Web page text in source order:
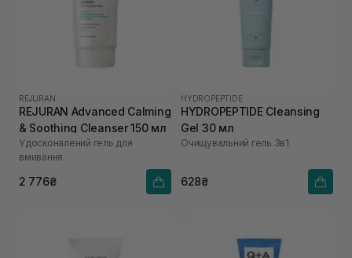
REJURAN
REJURAN Advanced Calming
& Soothing Cleanser 150 мл
Удосконалений гель для
вмивання
2 776₴
HYDROPEPTIDE
HYDROPEPTIDE Cleansing
Gel 30 мл
Очищувальний гель 3в1
628₴